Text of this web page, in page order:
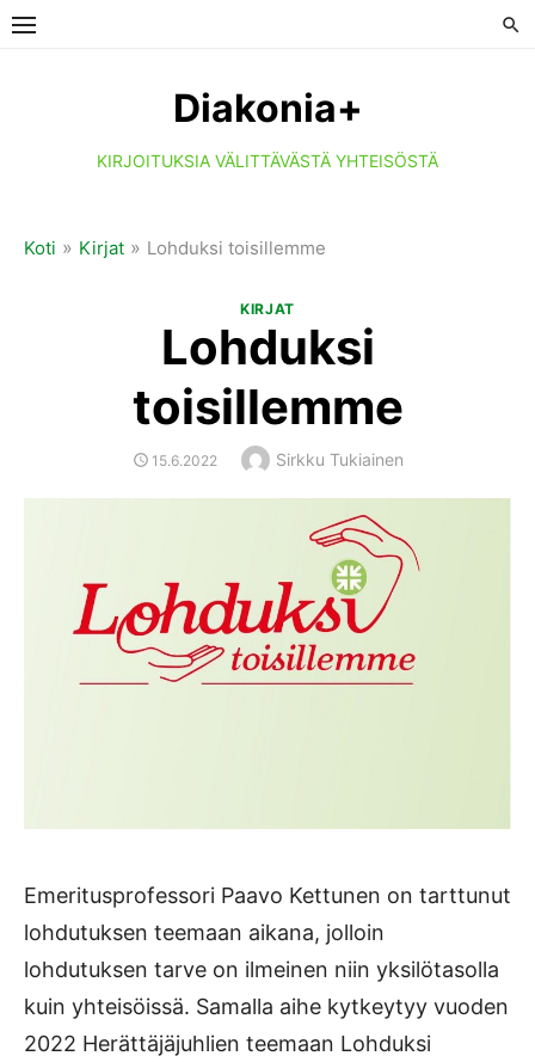
Skip
Diakonia+
KIRJOITUKSIA VÄLITTÄVÄSTÄ YHTEISÖSTÄ
Koti » Kirjat » Lohduksi toisillemme
KIRJAT
Lohduksi
toisillemme
POSTED
15.6.2022 Author
Sirkku Tukiainen
Emeritusprofessori Paavo Kettunen on tarttunut
lohdutuksen teemaan aikana, jolloin
lohdutuksen tarve on ilmeinen niin yksilötasolla
kuin yhteisöissä. Samalla aihe kytkeytyy vuoden
2022 Herättäjäjuhlien teemaan Lohduksi